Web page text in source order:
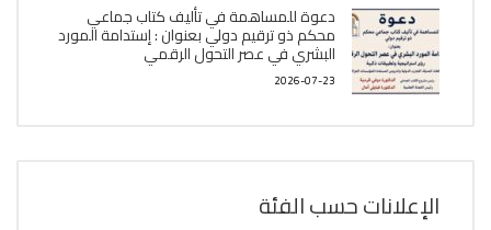
دعوة للمساهمة في تأليف كتاب جماعي
محكم ذو ترقيم دولي بعنوان : إستدامة المورد
البشري في عصر التحول الرقمي
2026-07-23
الإعلانات حسب الفئة